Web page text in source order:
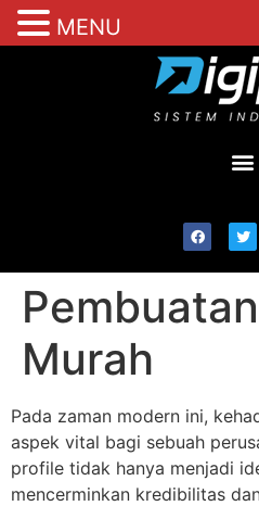
Murah
Pada zaman modern ini,
aspek vital bagi sebuah
profile tidak hanya menjadi
mencerminkan kredibilitas
MENU